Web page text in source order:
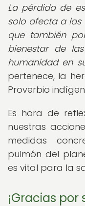
La pérdida de
solo afecta a las
que también
bienestar de
humanidad en
pertenece, la
Proverbio
Es hora de
nuestras
medidas
pulmón del
es vital para la
¡Gracias